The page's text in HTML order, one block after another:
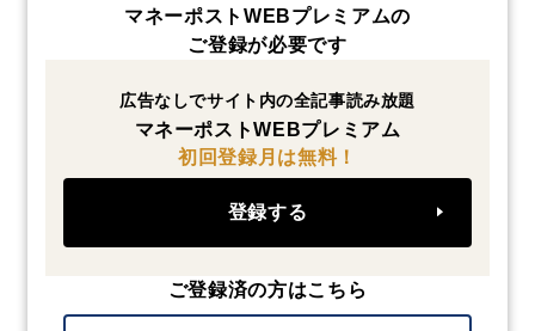
マネーポストWEBプレミアムの
ご登録が必要です
広告なしでサイト内の全記事読み放題
マネーポストWEBプレミアム
初回登録月は無料！
登録する
ご登録済の方はこちら